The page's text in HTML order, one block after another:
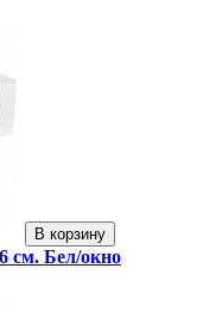
В корзину
см. Бел/окно